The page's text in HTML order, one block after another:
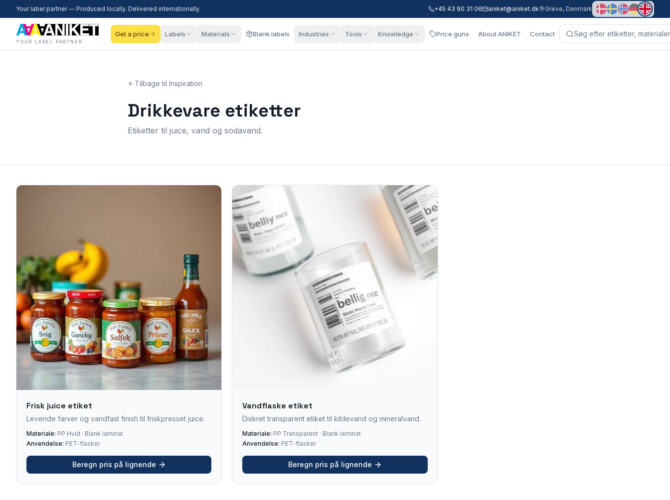
Your label partner — Produced locally. Delivered internationally. +45 43 90 31 06 aniket@aniket.dk Greve, Denmark
YOUR LABEL PARTNER
Get a price Labels Materials Blank labels Industries Tools Knowledge Price guns About ANIKET Contact
Tilbage til Inspiration
Drikkevare etiketter
Etiketter til juice, vand og sodavand.
Frisk juice etiket
Levende farver og vandfast finish til friskpresset juice.
Materiale: PP Hvid · Blank laminat
Anvendelse: PET-flasker
Beregn pris på lignende
Vandflaske etiket
Diskret transparent etiket til kildevand og mineralvand.
Materiale: PP Transparent · Blank laminat
Anvendelse: PET-flasker
Beregn pris på lignende